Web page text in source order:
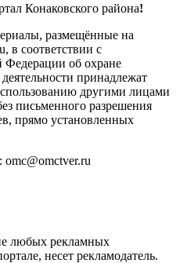
Конаковского района!
размещённые на
в соответствии с
Федерации об охране
принадлежат
другими лицами
письменного разрешения
прямо установленных
omc@omctver.ru
любых рекламных
несет рекламодатель.